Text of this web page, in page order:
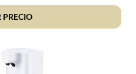
PRECIO